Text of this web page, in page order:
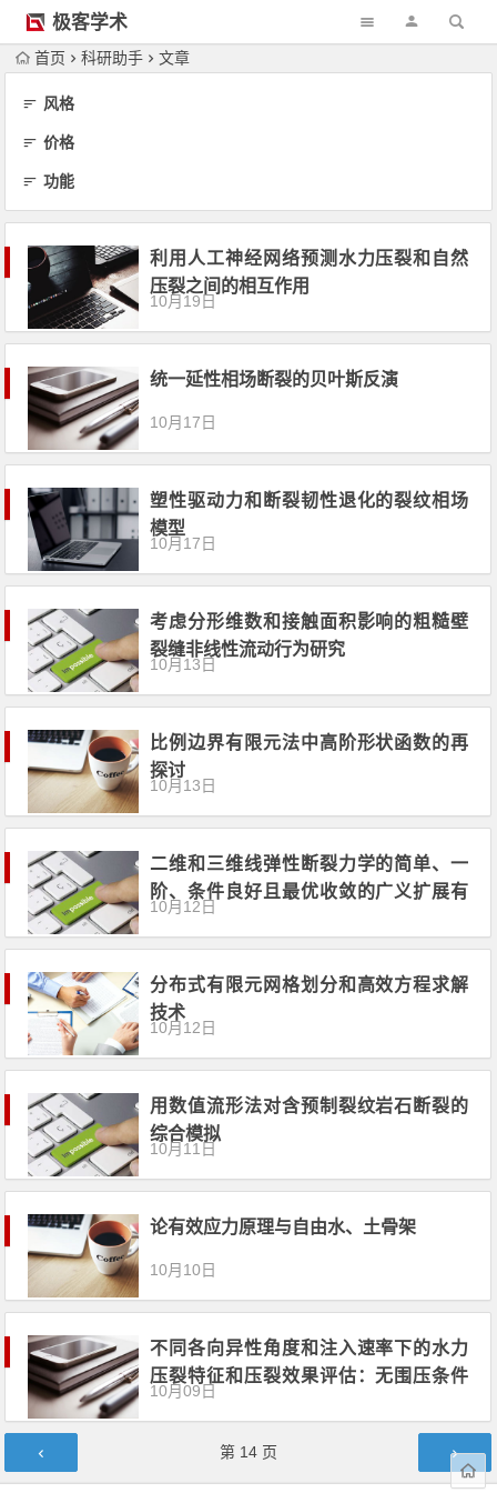
极客学术
首页 科研助手 文章
风格
价格
功能
利用人工神经网络预测水力压裂和自然
压裂之间的相互作用
10月19日
统一延性相场断裂的贝叶斯反演
10月17日
塑性驱动力和断裂韧性退化的裂纹相场
模型
10月17日
考虑分形维数和接触面积影响的粗糙壁
裂缝非线性流动行为研究
10月13日
比例边界有限元法中高阶形状函数的再
探讨
10月13日
二维和三维线弹性断裂力学的简单、一
阶、条件良好且最优收敛的广义扩展有
限元
10月12日
分布式有限元网格划分和高效方程求解
技术
10月12日
用数值流形法对含预制裂纹岩石断裂的
综合模拟
10月11日
论有效应力原理与自由水、土骨架
10月10日
不同各向异性角度和注入速率下的水力
压裂特征和压裂效果评估：无围压条件
下的实验研究
10月09日
文章导航 第 14页